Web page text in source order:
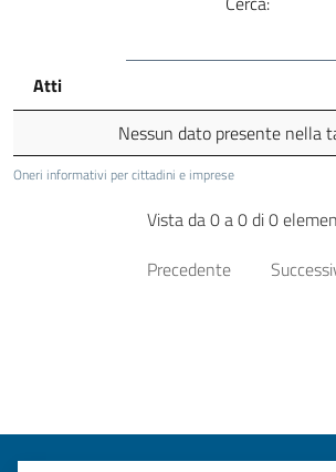
Oneri informativi per cittadini e imprese
Atti
Nessun dato presente nella
Vista da 0 a 0 di 0
Precedente